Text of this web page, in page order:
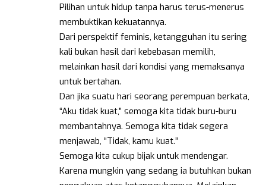
Pilihan untuk hidup tanpa harus terus-menerus
membuktikan kekuatannya.
Dari perspektif feminis, ketangguhan itu sering
kali bukan hasil dari kebebasan memilih,
melainkan hasil dari kondisi yang memaksanya
untuk bertahan.
Dan jika suatu hari seorang perempuan berkata,
“Aku tidak kuat,” semoga kita tidak buru-buru
membantahnya. Semoga kita tidak segera
menjawab, “Tidak, kamu kuat.”
Semoga kita cukup bijak untuk mendengar.
Karena mungkin yang sedang ia butuhkan bukan